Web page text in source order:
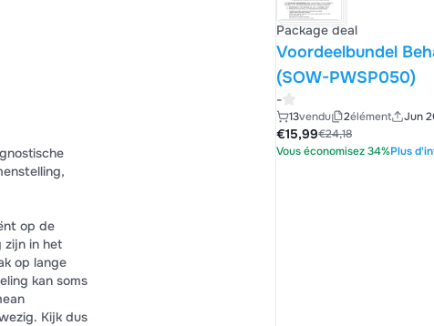
op de
zijn in het
op lange
kan soms
Kijk dus
Package deal
Voordeelbundel
(SOW-PWSP050)
-
13vendu 2élément
Jun
€24,18
€15,99
Vous économisez 34%Plus